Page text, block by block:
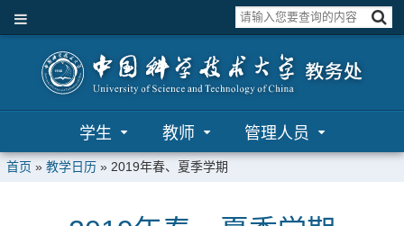
学生 教师 管理人员
首页 » 教学日历 » 2019年春、夏季学期